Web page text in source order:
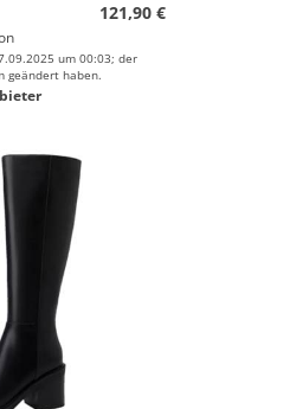
121,90 €
um 00:03; der
geändert haben.